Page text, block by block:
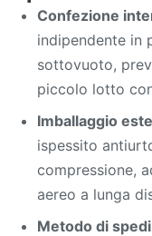
Confezione
indipendente in
sottovuoto,
piccolo lotto
Imballaggio
ispessito
compressione,
aereo a lunga
Metodo di